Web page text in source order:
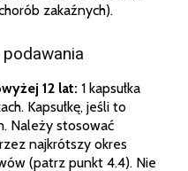
zakaźnych).
12 lat: 1 kapsułka
Kapsułkę, jeśli to
Należy stosować
najkrótszy okres
(patrz punkt 4.4). Nie